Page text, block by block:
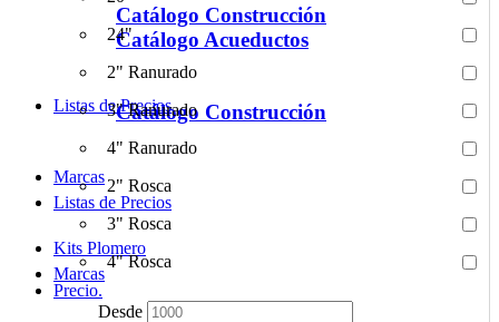
Catálogo Acueductos
Catálogo Construcción
Listas de Precios
Marcas
Catálogo Construcción
Listas de Precios
Marcas
Kits Plomero
24"
2" Ranurado
3" Ranurado
4" Ranurado
2" Rosca
3" Rosca
4" Rosca
Precio.
Desde